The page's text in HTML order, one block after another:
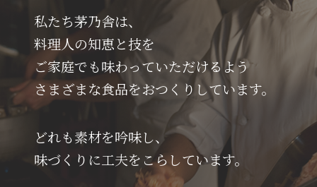
私たち茅乃舎は、
料理人の知恵と技を
ご家庭でも味わっていただけるよう
さまざまな食品をおつくりしています。
どれも素材を吟味し、
味づくりに工夫をこらしています。